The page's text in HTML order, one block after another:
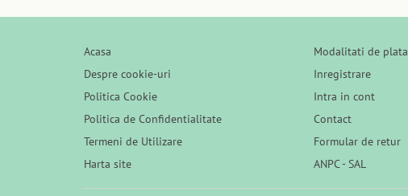
Acasa
Despre cookie-uri
Politica Cookie
Politica de Confidentialitate
Termeni de Utilizare
Harta site
Modalitati de plata
Inregistrare
Intra in cont
Contact
Formular de retur
ANPC - SAL